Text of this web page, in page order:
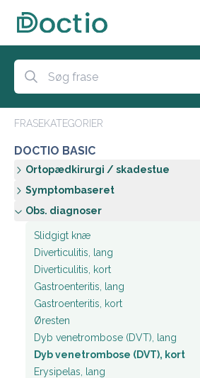
FRASEKATEGORIER
DOCTIO BASIC
Ortopædkirurgi / skadestue
Symptombaseret
Obs. diagnoser
Slidgigt knæ
Diverticulitis, lang
Diverticulitis, kort
Gastroenteritis, lang
Gastroenteritis, kort
Øresten
Dyb venetrombose (DVT), lang
Dyb venetrombose (DVT), kort
Erysipelas, lang